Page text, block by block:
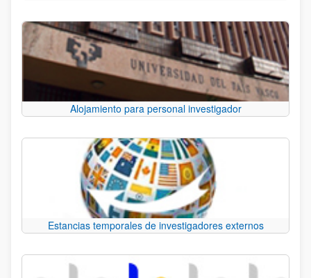
Alojamiento para personal investigador
Estancias temporales de investigadores externos